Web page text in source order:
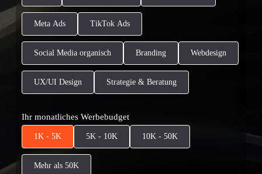
Meta Ads TikTok Ads
Social Media organisch Branding Webdesign
UX/UI Design Strategie & Beratung
Ihr monatliches Werbebudget
1K - 5K 5K - 10K 10K - 50K
Mehr als 50K